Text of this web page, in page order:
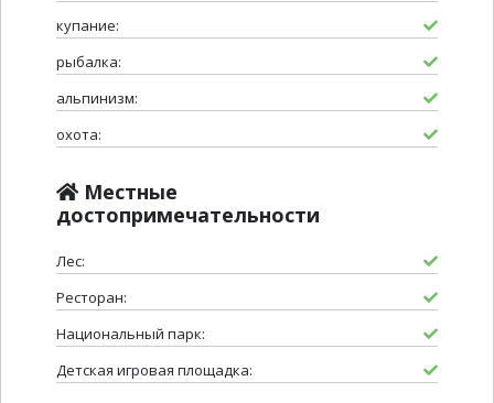
купание:
рыбалка:
альпинизм:
охота:
Местные
достопримечательности
Лес:
Ресторан:
Национальный парк:
Детская игровая площадка: